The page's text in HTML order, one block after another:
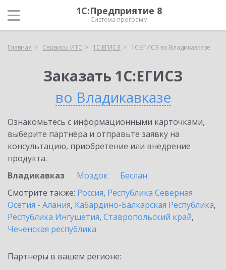
1С:Предприятие 8
Система программ
Главная Сервисы ИТС 1С:ЕГИСЗ 1С:ЕГИСЗ во Владикавказе
Заказать 1С:ЕГИСЗ
во Владикавказе
Ознакомьтесь с информационными карточками,
выберите партнёра и отправьте заявку на
консультацию, приобретение или внедрение
продукта.
Владикавказ
Моздок
Беслан
Смотрите также: Россия, Республика Северная
Осетия - Алания, Кабардино-Балкарская Республика,
Республика Ингушетия, Ставропольский край,
Чеченская республика
Партнеры в вашем регионе: